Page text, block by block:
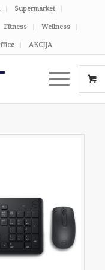
Supermarket
Fitness Wellness
AKCIJA